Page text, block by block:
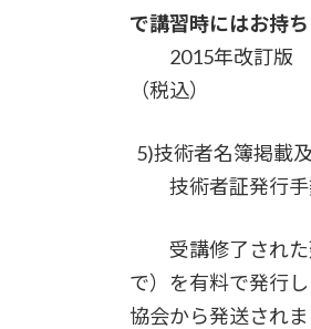
で講習時にはお持ち
2015年改訂版 震
（税込）
5)技術者名簿掲載
技術者証発行手
受講修了された
で）を有料で発行
協会から発送され